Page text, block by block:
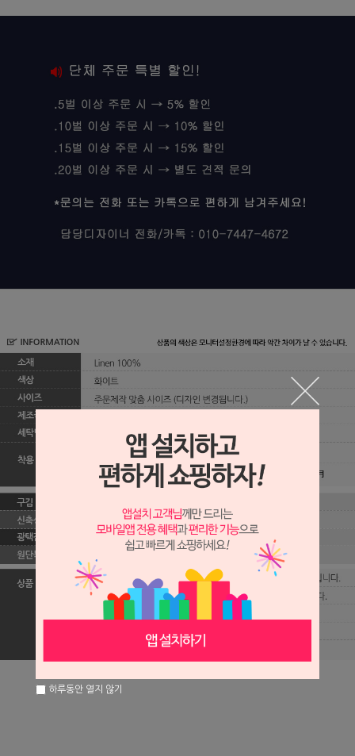
하루동안 열지 않기